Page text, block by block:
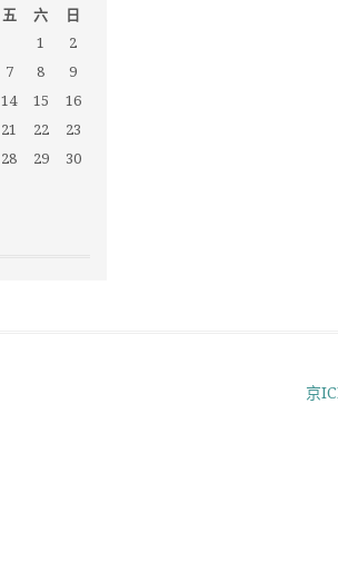
五 六 日
1
2
7 8
9
14 15
16
21 22
23
28 29
30
京